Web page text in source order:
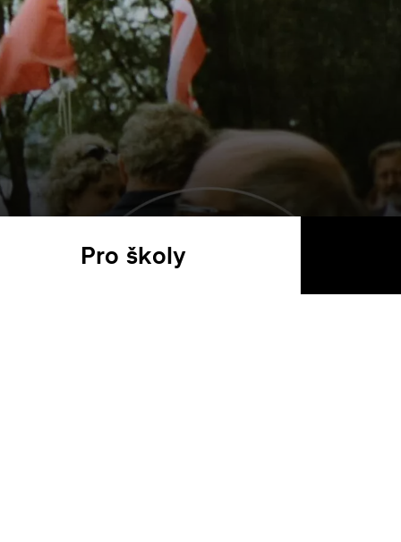
Pro školy